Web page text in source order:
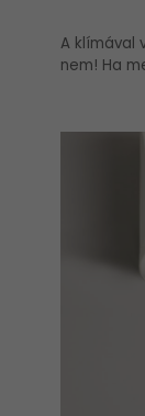
A klímával
nem! Ha